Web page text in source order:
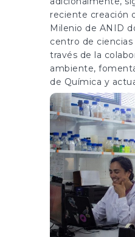
reciente creación
Milenio de ANID
centro de
través de la
ambiente,
de Química y